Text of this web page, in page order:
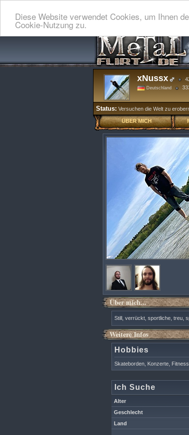
Diese Website verwendet Cookies, um Ihnen
Cookie-Nutzung zu.
xNussx
Deutschland
Status: Versuchen die Welt zu
ÜBER MICH
Über mich...
Still, verrückt, sportliche, treu,
Weitere Infos
Hobbies
Skateborden, Konzerte,
Ich Suche
Alter
Geschlecht
Land